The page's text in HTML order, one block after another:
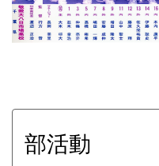
部活動